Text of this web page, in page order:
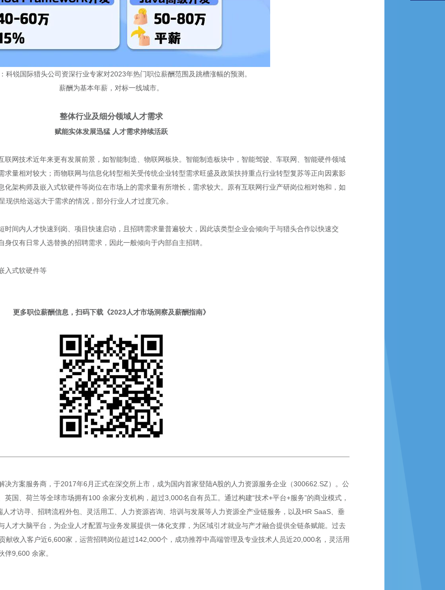
科锐国际猎头公司资深行业专家对2023年热门职位薪酬范围及跳槽涨幅的预测。
薪酬为基本年薪，对标一线城市。
整体行业及细分领域人才需求
赋能实体发展迅猛 人才需求持续活跃
联网技术近年来更有发展前景，如智能制造、物联网板块。智能制造板块中，智能驾驶、车联网、智能硬件领域
求量相对较大；而物联网与信息化转型相关受传统企业转型需求旺盛及政策扶持重点行业转型复苏等正向因素影
化架构师及嵌入式软硬件等岗位在市场上的需求量有所增长，需求较大。原有互联网行业产研岗位相对饱和，如
供给远远大于需求的情况，部分行业人才过度冗余。
时间内人才快速到岗、项目快速启动，且招聘需求量普遍较大，因此该类型企业会倾向于与猎头合作以快速交
仅有日常人选替换的招聘需求，因此一般倾向于内部自主招聘。
入式软硬件等
更多职位薪酬信息，扫码下载《2023人才市场洞察及薪酬指南》
决方案服务商，于2017年6月正式在深交所上市，成为国内首家登陆A股的人力资源服务企业（300662.SZ）。公
国、荷兰等全球市场拥有100 余家分支机构，超过3,000名自有员工。通过构建“技术+平台+服务”的商业模式，
才访寻、招聘流程外包、灵活用工、人力资源咨询、培训与发展等人力资源全产业链服务，以及HR SaaS、垂
人才大脑平台，为企业人才配置与业务发展提供一体化支撑，为区域引才就业与产才融合提供全链条赋能。过去
献收入客户近6,600家，运营招聘岗位超过142,000个，成功推荐中高端管理及专业技术人员近20,000名，灵活用
伴9,600 余家。